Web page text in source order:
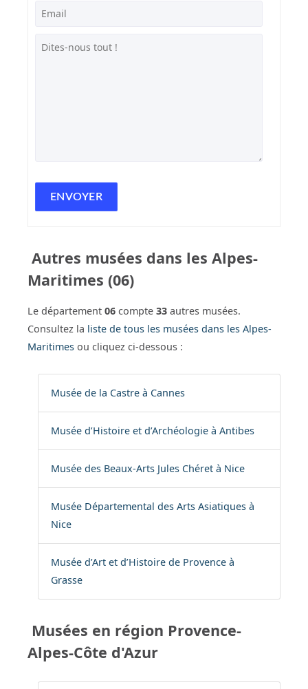
Autres musées dans les Alpes-
Maritimes (06)
Le département 06 compte 33 autres musées.
Consultez la liste de tous les musées dans les Alpes-
Maritimes ou cliquez ci-dessous :
Musée de la Castre à Cannes
Musée d’Histoire et d’Archéologie à Antibes
Musée des Beaux-Arts Jules Chéret à Nice
Musée Départemental des Arts Asiatiques à
Nice
Musée d’Art et d’Histoire de Provence à
Grasse
Musées en région Provence-
Alpes-Côte d'Azur